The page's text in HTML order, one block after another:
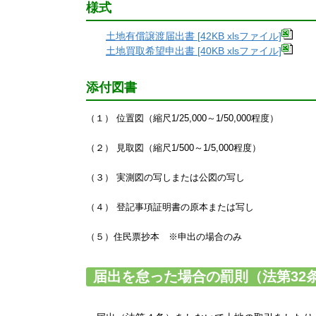
様式
土地有償譲渡届出書 [42KB xlsファイル]
土地買取希望申出書 [40KB xlsファイル]
添付図書
（１） 位置図（縮尺1/25,000～1/50,000程度）
（２） 見取図（縮尺1/500～1/5,000程度）
（３） 実測図の写しまたは公図の写し
（４） 登記事項証明書の原本または写し
（５）住民票抄本 ※申出の場合のみ
届出を怠った場合の罰則（法第32